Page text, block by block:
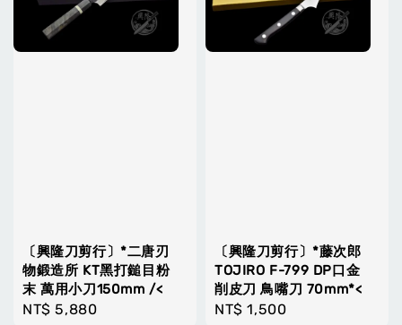
〔興隆刀剪行〕*二唐刃
物鍛造所 KT黑打鎚目粉
末 萬用小刀150mm /<
Regular
NT$ 5,880
〔興隆刀剪行〕*藤次郎
TOJIRO F-799 DP口金
削皮刀 鳥嘴刀 70mm*<
Regular
NT$ 1,500